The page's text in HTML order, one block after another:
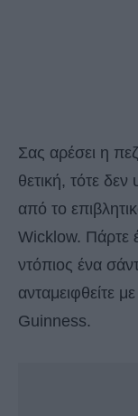
Σας αρέσει η
θετική, τότε
από το
Wicklow. Πάρτε
ντόπιος ένα
ανταμειφθείτε
Guinness.